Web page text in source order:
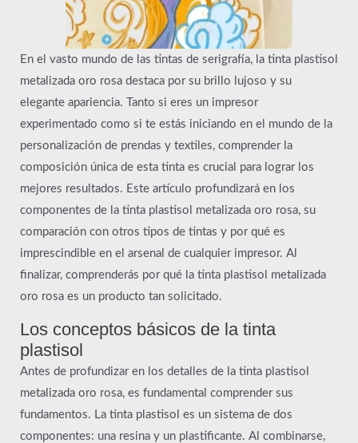
En el vasto mundo de las tintas de serigrafía, la tinta plastisol
metalizada oro rosa destaca por su brillo lujoso y su
elegante apariencia. Tanto si eres un impresor
experimentado como si te estás iniciando en el mundo de la
personalización de prendas y textiles, comprender la
composición única de esta tinta es crucial para lograr los
mejores resultados. Este artículo profundizará en los
componentes de la tinta plastisol metalizada oro rosa, su
comparación con otros tipos de tintas y por qué es
imprescindible en el arsenal de cualquier impresor. Al
finalizar, comprenderás por qué la tinta plastisol metalizada
oro rosa es un producto tan solicitado.
Los conceptos básicos de la tinta
plastisol
Antes de profundizar en los detalles de la tinta plastisol
metalizada oro rosa, es fundamental comprender sus
fundamentos. La tinta plastisol es un sistema de dos
componentes: una resina y un plastificante. Al combinarse,